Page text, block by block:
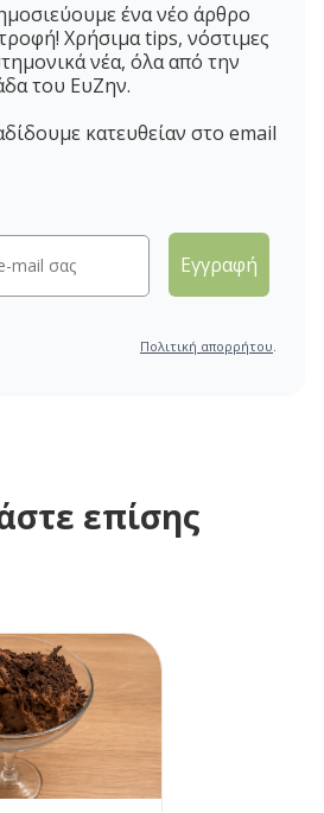
ένα νέο άρθρο
Χρήσιμα tips, νόστιμες
νέα, όλα από την
του ΕυΖην.
κατευθείαν στο email
Εγγραφή
Πολιτική απορρήτου.
επίσης